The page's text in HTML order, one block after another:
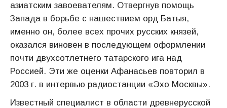
азиатским завоевателям. Отвергнув помощь
Запада в борьбе с нашествием орд Батыя,
именно он, более всех прочих русских князей,
оказался виновен в последующем оформлении
почти двухсотлетнего татарского ига над
Россией. Эти же оценки Афанасьев повторил в
2003 г. в интервью радиостанции «Эхо Москвы».
Известный специалист в области древнерусской